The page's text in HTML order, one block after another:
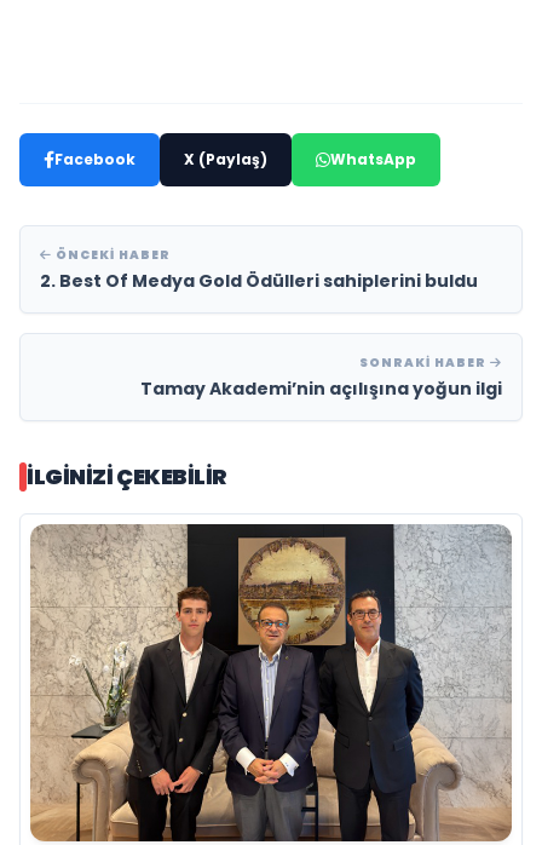
Facebook X (Paylaş) WhatsApp
ÖNCEKI HABER
2. Best Of Medya Gold Ödülleri sahiplerini buldu
SONRAKI HABER
Tamay Akademi’nin açılışına yoğun ilgi
İLGINIZI ÇEKEBILIR